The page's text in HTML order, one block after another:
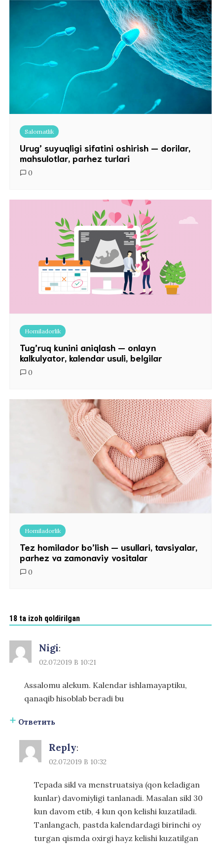
Salomatlik
Urug’ suyuqligi sifatini oshirish — dorilar,
mahsulotlar, parhez turlari
0
Homiladorlik
Tug’ruq kunini aniqlash — onlayn
kalkulyator, kalendar usuli, belgilar
0
Homiladorlik
Tez homilador bo’lish — usullari, tavsiyalar,
parhez va zamonaviy vositalar
0
18 ta izoh qoldirilgan
Nigi:
02.07.2019 В 10:21
Assalomu alekum. Kalendar ishlamayaptiku,
qanaqib hisoblab beradi bu
Ответить
Reply:
02.07.2019 В 10:32
Tepada sikl va menstruatsiya (qon keladigan
kunlar) davomiyligi tanlanadi. Masalan sikl 30
kun davom etib, 4 kun qon kelishi kuzatiladi.
Tanlangach, pastda kalendardagi birinchi oy
turgan qismda oxirgi hayz kelishi kuzatilgan